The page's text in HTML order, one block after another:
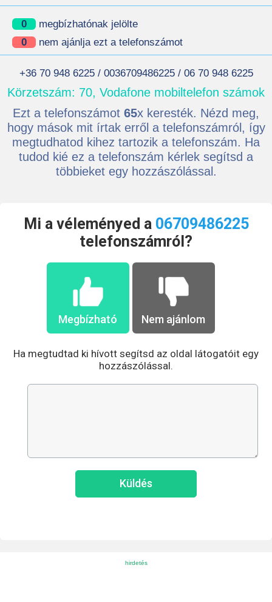
0
megbízhatónak jelölte
0
nem ajánlja ezt a telefonszámot
+36 70 948 6225 / 0036709486225 / 06 70 948 6225
Körzetszám: 70, Vodafone mobiltelefon számok
Ezt a telefonszámot 65x keresték. Nézd meg,
hogy mások mit írtak erről a telefonszámról, így
megtudhatod kihez tartozik a telefonszám. Ha
tudod kié ez a telefonszám kérlek segítsd a
többieket egy hozzászólással.
Mi a véleményed a 06709486225
telefonszámról?
Megbízható Nem ajánlom
Ha megtudtad ki hívott segítsd az oldal látogatóit egy
hozzászólással.
Küldés